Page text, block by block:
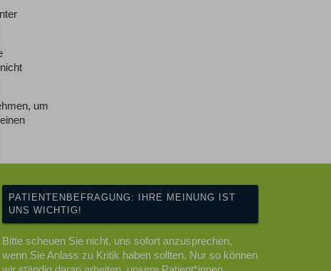
um
PATIENTENBEFRAGUNG: IHRE MEINUNG IST
UNS WICHTIG!
Bitte scheuen Sie nicht, uns sofort anzusprechen,
wenn Sie Anlass zu Kritik haben sollten. Nur so können